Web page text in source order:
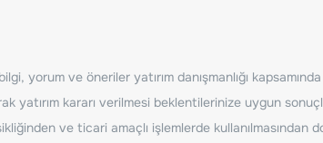
yorum ve öneriler yatırım danışmanlığı
kararı verilmesi beklentilerinize uygun
ve ticari amaçlı işlemlerde